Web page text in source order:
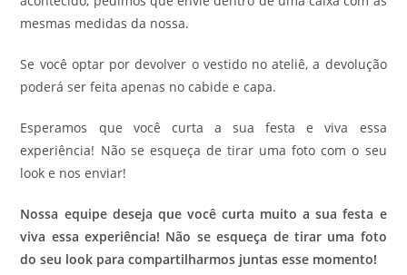
mesmas medidas da nossa.
Se você optar por devolver o vestido no ateliê, a devolução
poderá ser feita apenas no cabide e capa.
Esperamos que você curta a sua festa e viva essa
experiência! Não se esqueça de tirar uma foto com o seu
look e nos enviar!
Nossa equipe deseja que você curta muito a sua festa e
viva essa experiência! Não se esqueça de tirar uma foto
do seu look para compartilharmos juntas esse momento!